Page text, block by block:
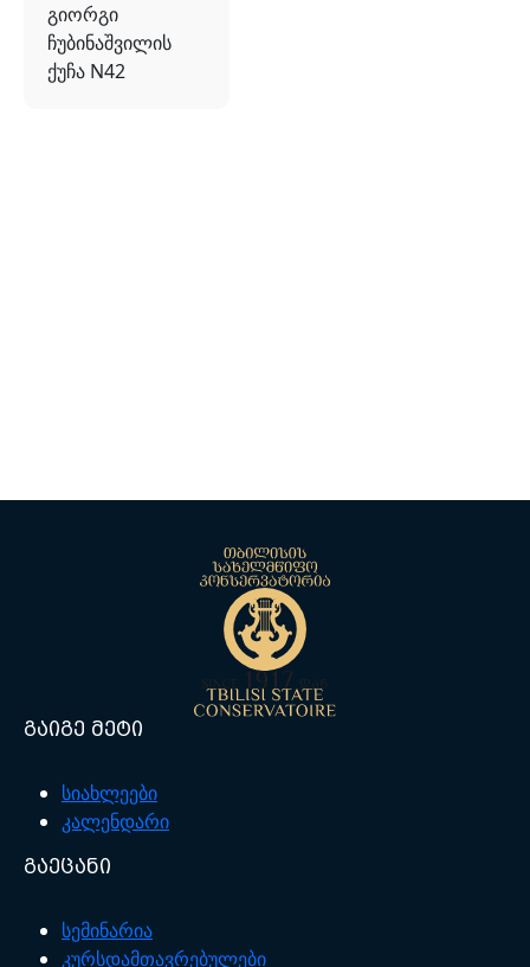
გიორგი
ჩუბინაშვილის
ქუჩა N42
გაიგე მეტი
სიახლეები
კალენდარი
გაეცანი
სემინარია
კურსდამთავრებულები